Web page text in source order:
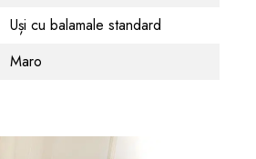
Uși cu balamale standard
Maro